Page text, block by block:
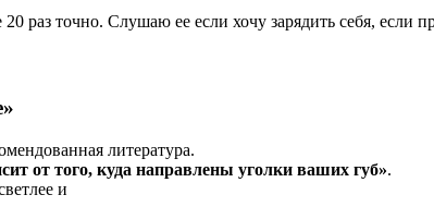
раз точно. Слушаю ее если хочу зарядить себя, если
литература.
от того, куда направлены уголки ваших губ».
и